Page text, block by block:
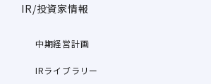
IR/投資家情報
中期経営計画
IRライブラリー